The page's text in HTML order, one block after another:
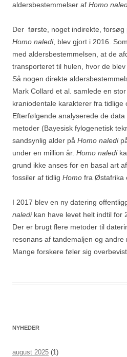
aldersbestemmelser af Homo
Der første, noget indirekte, forsøg
Homo naledi, blev gjort i 2016.
med aldersbestemmelsen, at de
transporteret til hulen, hvor de
Så nogen direkte
Mark Collard et al. samlede en
kraniodentale karakterer fra tidlige
Efterfølgende analyserede de
metoder (Bayesisk fylogenetisk
sandsynlig alder på Homo naledi
under en million år. Homo naledi
grund ikke anses for en basal art af
fossiler af tidlig Homo fra Østafrika
I 2017 blev en ny datering
naledikan have levet helt indtil for
Der er brugt flere metoder til
resonans af tandemaljen og andre
Mange forskere føler sig
NYHEDER
august 2025 (1)